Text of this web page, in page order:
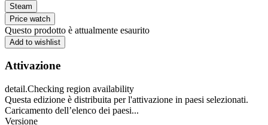
Steam
Price watch
Questo prodotto è attualmente esaurito
Add to wishlist
Attivazione
detail.Checking region availability
Questa edizione è distribuita per l'attivazione in paesi selezionati.
Caricamento dell’elenco dei paesi...
Versione